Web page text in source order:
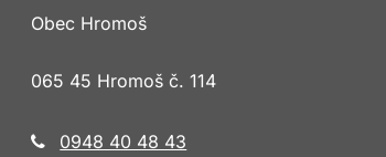
Obec Hromoš
065 45 Hromoš č. 114
0948 40 48 43